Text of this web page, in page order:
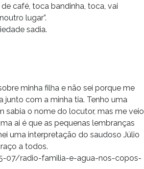
café, toca bandinha, toca, vai
lugar”.
sadia.
minha filha e não sei porque me
junto com a minha tia. Tenho uma
sabia o nome do locutor, mas me veio
ai é que as pequenas lembranças
uma interpretação do saudoso Júlio
a todos.
07/radio-familia-e-agua-nos-copos-